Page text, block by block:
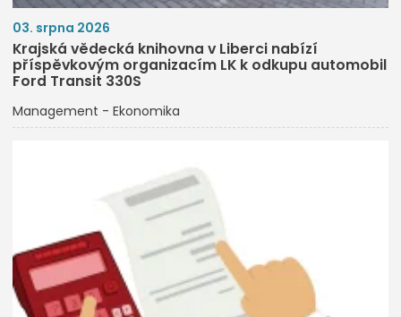
03. srpna 2026
Krajská vědecká knihovna v Liberci nabízí
příspěvkovým organizacím LK k odkupu automobil
Ford Transit 330S
Management - Ekonomika